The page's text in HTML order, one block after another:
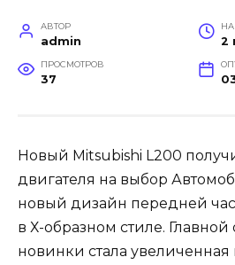
АВТОР
admin
НА
2
ПРОСМОТРОВ
37
Новый Mitsubishi L200
двигателя на выбор
новый дизайн передней
в Х-образном стиле.
новинки стала увеличенная